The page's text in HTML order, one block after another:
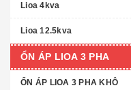
Lioa 4kva
Lioa 12.5kva
ỔN ÁP LIOA 3 PHA
ỔN ÁP LIOA 3 PHA KHÔ